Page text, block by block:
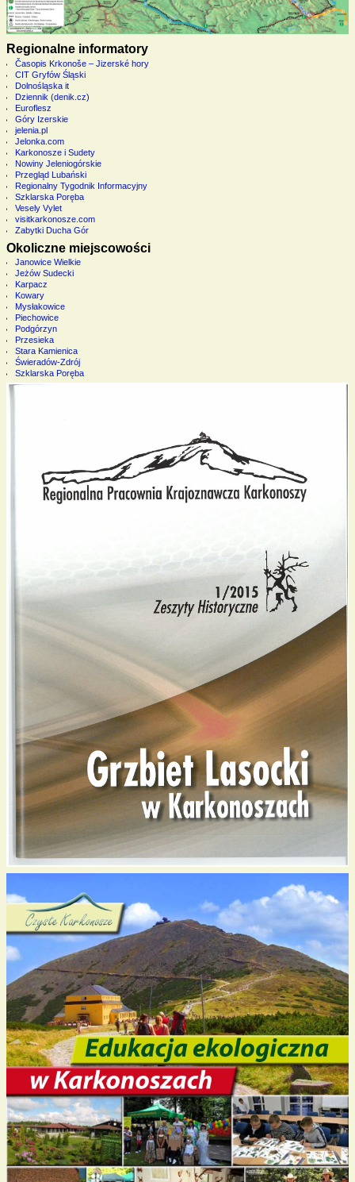
Regionalne informatory
Časopis Krkonoše – Jizerské hory
CIT Gryfów Śląski
Dolnośląska it
Dziennik (denik.cz)
Euroflesz
Góry Izerskie
jelenia.pl
Jelonka.com
Karkonosze i Sudety
Nowiny Jeleniogórskie
Przegląd Lubański
Regionalny Tygodnik Informacyjny
Szklarska Poręba
Vesely Vylet
visitkarkonosze.com
Zabytki Ducha Gór
Okoliczne miejscowości
Janowice Wielkie
Jeżów Sudecki
Karpacz
Kowary
Mysłakowice
Piechowice
Podgórzyn
Przesieka
Stara Kamienica
Świeradów-Zdrój
Szklarska Poręba